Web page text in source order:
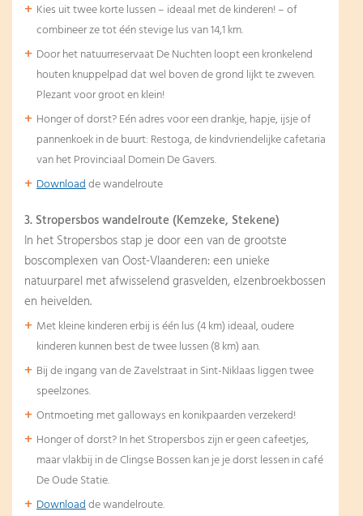
Kies uit twee korte lussen – ideaal met de kinderen! – of
combineer ze tot één stevige lus van 14,1 km.
Door het natuurreservaat De Nuchten loopt een kronkelend
houten knuppelpad dat wel boven de grond lijkt te zweven.
Plezant voor groot en klein!
Honger of dorst? Eén adres voor een drankje, hapje, ijsje of
pannenkoek in de buurt: Restoga, de kindvriendelijke cafetaria
van het Provinciaal Domein De Gavers.
Downloadde wandelroute
3. Stropersbos wandelroute (Kemzeke, Stekene)
In het Stropersbos stap je door een van de grootste
boscomplexen van Oost-Vlaanderen: een unieke
natuurparel met afwisselend grasvelden, elzenbroekbossen
en heivelden.
Met kleine kinderen erbij is één lus (4 km) ideaal, oudere
kinderen kunnen best de twee lussen (8 km) aan.
Bij de ingang van de Zavelstraat in Sint-Niklaas liggen twee
speelzones.
Ontmoeting met galloways en konikpaarden verzekerd!
Honger of dorst? In het Stropersbos zijn er geen cafeetjes,
maar vlakbij in de Clingse Bossen kan je je dorst lessen in café
De Oude Statie.
Downloadde wandelroute.